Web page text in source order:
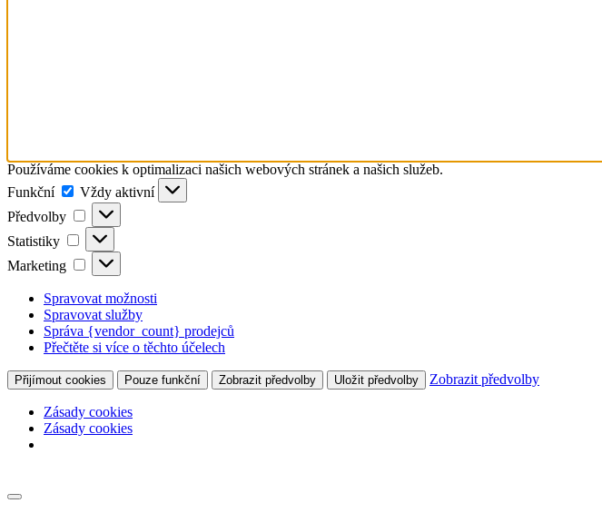
Používáme cookies k optimalizaci našich webových stránek a našich služeb.
Funkční
Funkční
Vždy aktivní
Předvolby
Předvolby
Statistiky Statistiky
Marketing Marketing
Spravovat možnosti
Spravovat služby
Správa {vendor_count} prodejců
Přečtěte si více o těchto účelech
Přijímout cookies Pouze funkční Zobrazit předvolby Uložit předvolby Zobrazit předvolby
Zásady cookies
Zásady cookies
to